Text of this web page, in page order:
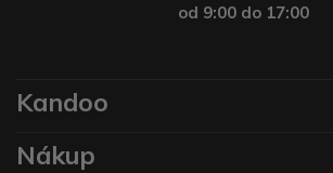
od 9:00 do 17:00
Kandoo
Nákup